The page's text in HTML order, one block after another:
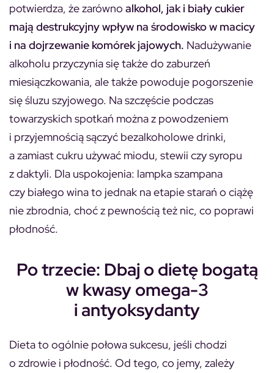
potwierdza, że zarówno alkohol, jak i biały cukier
mają destrukcyjny wpływ na środowisko w macicy
i na dojrzewanie komórek jajowych. Nadużywanie
alkoholu przyczynia się także do zaburzeń
miesiączkowania, ale także powoduje pogorszenie
się śluzu szyjowego. Na szczęście podczas
towarzyskich spotkań można z powodzeniem
i przyjemnością sączyć bezalkoholowe drinki,
a zamiast cukru używać miodu, stewii czy syropu
z daktyli. Dla uspokojenia: lampka szampana
czy białego wina to jednak na etapie starań o ciążę
nie zbrodnia, choć z pewnością też nic, co poprawi
płodność.
Po trzecie: Dbaj o dietę bogatą
w kwasy omega-3
i antyoksydanty
Dieta to ogólnie połowa sukcesu, jeśli chodzi
o zdrowie i płodność. Od tego, co jemy, zależy